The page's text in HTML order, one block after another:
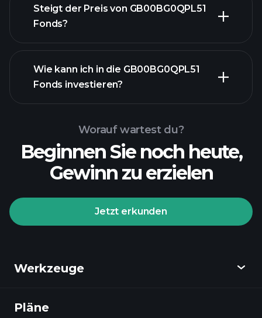
fortgeschrittenen
Chart
Steigt der Preis von GB00BG0QPL51
Fonds?
Fonds-Chart
Wie kann ich in die GB00BG0QPL51
Fonds investieren?
Worauf wartest du?
Beginnen Sie noch heute,
Gewinn zu erzielen
Jetzt erkunden
Werkzeuge
Entdecken
Pläne